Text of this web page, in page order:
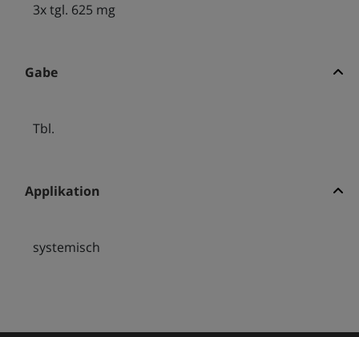
3x tgl. 625 mg
Gabe
Tbl.
Applikation
systemisch